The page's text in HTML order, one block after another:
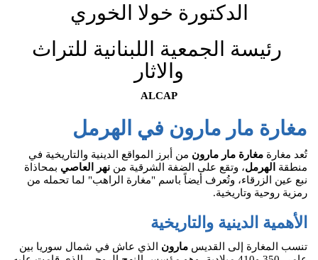
الدكتورة خولا الخوري
رئيسة الجمعية اللبنانية للتراث
والاثار
ALCAP
مغارة مار مارون في الهرمل
تُعد مغارة مغارة مار مارون من أبرز المواقع الدينية والتاريخية في
منطقة
الهرمل، وتقع على الضفة الشرقية من نهر العاصي بمحاذاة
نبع عين الزرقاء، وتُعرف أيضاً باسم "مغارة الراهب" لما تحمله من
رمزية روحية وتاريخية.
الأهمية الدينية والتاريخية
تنسب المغارة إلى القديس مارون الذي عاش في شمال سوريا بين